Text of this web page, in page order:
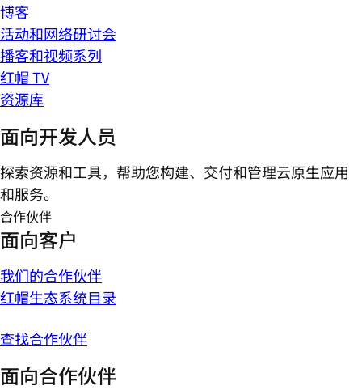
博客
活动和网络研讨会
播客和视频系列
红帽 TV
资源库
面向开发人员
探索资源和工具，帮助您构建、交付和管理云原生应用
和服务。
合作伙伴
面向客户
我们的合作伙伴
红帽生态系统目录
查找合作伙伴
面向合作伙伴